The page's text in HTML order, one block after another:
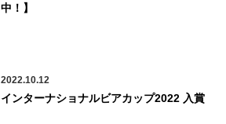
中！】
2022.10.12
インターナショナルビアカップ2022 入賞